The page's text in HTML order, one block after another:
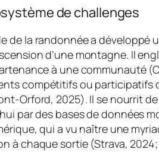
de challenges
de la randonnée a développé
d’une montagne. Il
à une communauté
compétitifs ou participatifs
Orford, 2025). Il se nourrit
par des bases de données
qui a vu naître une
à chaque sortie (Strava,